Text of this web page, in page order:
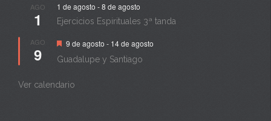
AGO
1
1 de agosto -8 de agosto
Ejercicios Espirituales 3ª tanda
AGO
9
Destacado
9 de agosto - 14 de agosto
Guadalupe y Santiago
Ver calendario